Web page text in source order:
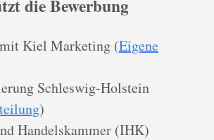
die Bewerbung
Kiel Marketing (Eigene
Schleswig-Holstein
)
Handelskammer (IHK)